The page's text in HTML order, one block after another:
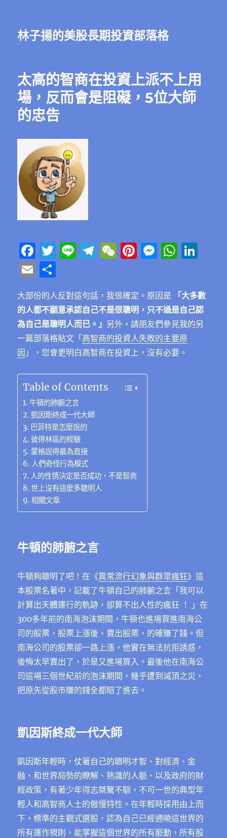
林子揚的美股長期投資部落格
太高的智商在投資上派不上用
場，反而會是阻礙，5位大師
的忠告
F
a
c
e
b
o
o
T
te
r
Li T
g
r
a
m
W
h
at
Pi
re
st
M
e
n
g
er
W
s
A
p
p
e
d
I
E
m
ai
l
享
大部份的人反對這句話，我很確定。原因是
「大多數
的人都不願意承認自己不是很聰明，只不過是自己認
為自己是聰明人而已。」 另外，請朋友們參見我的另
一篇部落格貼文「 高智商的投資人失敗的主要原
因 」，您會更明白高智商在投資上，沒有必要。
Table of Contents
牛頓的肺腑之言
凱因斯終成一代大師
巴菲特是怎麼說的
彼得林區的經驗
蒙格說得最為直接
人們奇怪行為模式
人的性情決定是否成功，不是智商
世上沒有這麼多聰明人
相關文章
牛頓的肺腑之言
牛頓夠聰明了吧！在《異常流行幻象與群眾瘋狂》這
本股票名著中，記載了牛頓自己的肺腑之言「我可以
計算出天體運行的軌跡，卻算不出人性的瘋狂 ！ 」在
300多年前的南海泡沫期間，牛頓也進場買進南海公
司的股票，股票上漲後，賣出股票，的確賺了錢。但
南海公司的股票卻一路上漲，他實在無法抗拒誘惑，
後悔太早賣出了，於是又進場買入。最後他在南海公
司這場三個世紀前的泡沫期間，幾乎遭到滅頂之災，
把原先從股市賺的錢全都賠了進去。
凱因斯終成一代大師
凱因斯年輕時，仗著自己的聰明才智、對經濟、金
融、和世界局勢的瞭解、熟識的人脈、以及政府的財
經政策，有著少年得志桀驁不馴，不可一世的典型年
輕人和高智商人士的傲慢特性。在年輕時採用由上而
下，標準的主觀式選股，認為自己已經通曉這世界的
所有運作規則，能掌握這個世界的所有脈動，所有股